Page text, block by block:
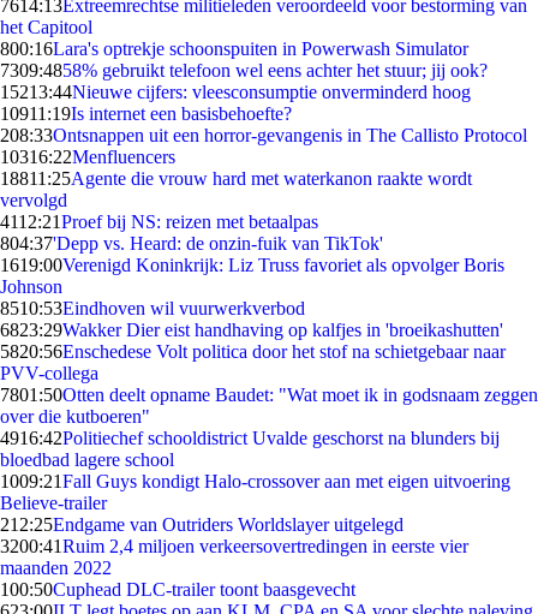
7614:13Extreemrechtse militieleden veroordeeld voor bestorming van
het Capitool
800:16Lara's optrekje schoonspuiten in Powerwash Simulator
7309:4858% gebruikt telefoon wel eens achter het stuur; jij ook?
15213:44Nieuwe cijfers: vleesconsumptie onverminderd hoog
10911:19Is internet een basisbehoefte?
208:33Ontsnappen uit een horror-gevangenis in The Callisto Protocol
10316:22Menfluencers
18811:25Agente die vrouw hard met waterkanon raakte wordt
vervolgd
4112:21Proef bij NS: reizen met betaalpas
804:37'Depp vs. Heard: de onzin-fuik van TikTok'
1619:00Verenigd Koninkrijk: Liz Truss favoriet als opvolger Boris
Johnson
8510:53Eindhoven wil vuurwerkverbod
6823:29Wakker Dier eist handhaving op kalfjes in 'broeikashutten'
5820:56Enschedese Volt politica door het stof na schietgebaar naar
PVV-collega
7801:50Otten deelt opname Baudet: "Wat moet ik in godsnaam zeggen
over die kutboeren"
4916:42Politiechef schooldistrict Uvalde geschorst na blunders bij
bloedbad lagere school
1009:21Fall Guys kondigt Halo-crossover aan met eigen uitvoering
Believe-trailer
212:25Endgame van Outriders Worldslayer uitgelegd
3200:41Ruim 2,4 miljoen verkeersovertredingen in eerste vier
maanden 2022
100:50Cuphead DLC-trailer toont baasgevecht